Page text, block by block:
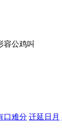
容公鸡叫
口难分 迁延日月